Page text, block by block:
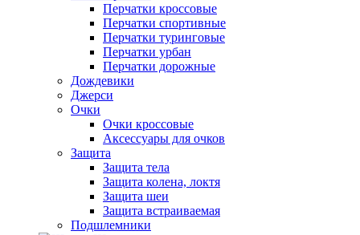
Перчатки кроссовые
Перчатки спортивные
Перчатки туринговые
Перчатки урбан
Перчатки дорожные
Дождевики
Джерси
Очки
Очки кроссовые
Аксессуары для очков
Защита
Защита тела
Защита колена, локтя
Защита шеи
Защита встраиваемая
Подшлемники